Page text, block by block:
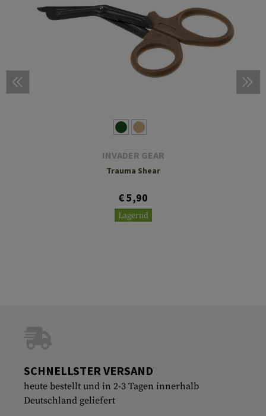
INVADER GEAR
Trauma Shear
€ 5,90
Lagernd
SCHNELLSTER VERSAND
heute bestellt und in 2-3 Tagen innerhalb
Deutschland geliefert